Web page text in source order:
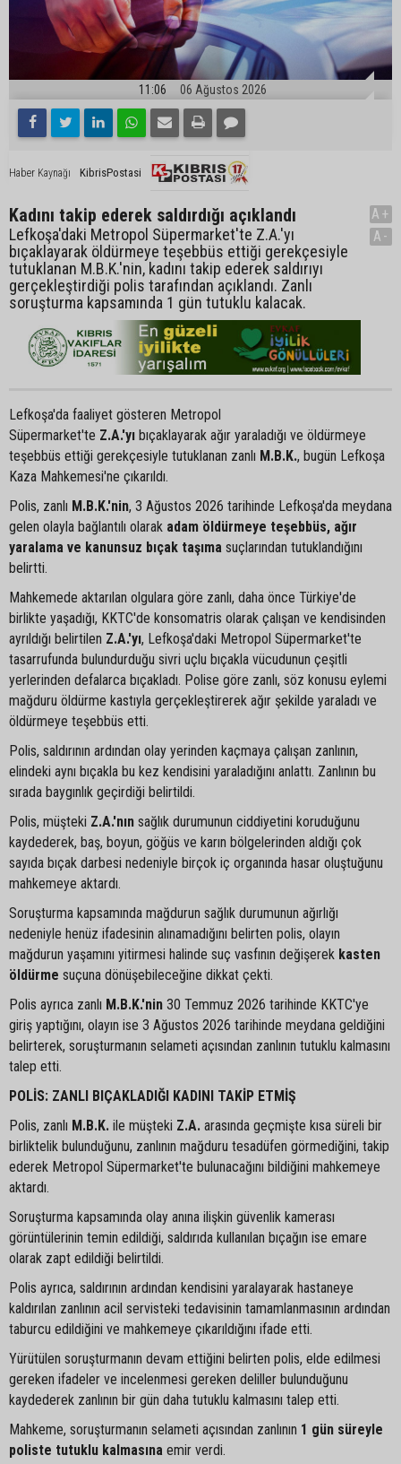
11:06 06 Ağustos 2026
Haber Kaynağı KibrisPostasi
Kadını takip ederek saldırdığı açıklandı
Lefkoşa'daki Metropol Süpermarket'te Z.A.'yı
bıçaklayarak öldürmeye teşebbüs ettiği gerekçesiyle
tutuklanan M.B.K.'nin, kadını takip ederek saldırıyı
gerçekleştirdiği polis tarafından açıklandı. Zanlı
soruşturma kapsamında 1 gün tutuklu kalacak.
A+
A-
Lefkoşa'da faaliyet gösteren Metropol
Süpermarket'te Z.A.'yı bıçaklayarak ağır yaraladığı ve öldürmeye
teşebbüs ettiği gerekçesiyle tutuklanan zanlı M.B.K., bugün Lefkoşa
Kaza Mahkemesi'ne çıkarıldı.
Polis, zanlı M.B.K.'nin, 3 Ağustos 2026 tarihinde Lefkoşa'da meydana
gelen olayla bağlantılı olarak adam öldürmeye teşebbüs, ağır
yaralama ve kanunsuz bıçak taşıma suçlarından tutuklandığını
belirtti.
Mahkemede aktarılan olgulara göre zanlı, daha önce Türkiye'de
birlikte yaşadığı, KKTC'de konsomatris olarak çalışan ve kendisinden
ayrıldığı belirtilen Z.A.'yı, Lefkoşa'daki Metropol Süpermarket'te
tasarrufunda bulundurduğu sivri uçlu bıçakla vücudunun çeşitli
yerlerinden defalarca bıçakladı. Polise göre zanlı, söz konusu eylemi
mağduru öldürme kastıyla gerçekleştirerek ağır şekilde yaraladı ve
öldürmeye teşebbüs etti.
Polis, saldırının ardından olay yerinden kaçmaya çalışan zanlının,
elindeki aynı bıçakla bu kez kendisini yaraladığını anlattı. Zanlının bu
sırada baygınlık geçirdiği belirtildi.
Polis, müşteki Z.A.'nın sağlık durumunun ciddiyetini koruduğunu
kaydederek, baş, boyun, göğüs ve karın bölgelerinden aldığı çok
sayıda bıçak darbesi nedeniyle birçok iç organında hasar oluştuğunu
mahkemeye aktardı.
Soruşturma kapsamında mağdurun sağlık durumunun ağırlığı
nedeniyle henüz ifadesinin alınamadığını belirten polis, olayın
mağdurun yaşamını yitirmesi halinde suç vasfının değişerek kasten
öldürme suçuna dönüşebileceğine dikkat çekti.
Polis ayrıca zanlı M.B.K.'nin 30 Temmuz 2026 tarihinde KKTC'ye
giriş yaptığını, olayın ise 3 Ağustos 2026 tarihinde meydana geldiğini
belirterek, soruşturmanın selameti açısından zanlının tutuklu kalmasını
talep etti.
POLİS: ZANLI BIÇAKLADIĞI KADINI TAKİP ETMİŞ
Polis, zanlı M.B.K. ile müşteki Z.A. arasında geçmişte kısa süreli bir
birliktelik bulunduğunu, zanlının mağduru tesadüfen görmediğini, takip
ederek Metropol Süpermarket'te bulunacağını bildiğini mahkemeye
aktardı.
Soruşturma kapsamında olay anına ilişkin güvenlik kamerası
görüntülerinin temin edildiği, saldırıda kullanılan bıçağın ise emare
olarak zapt edildiği belirtildi.
Polis ayrıca, saldırının ardından kendisini yaralayarak hastaneye
kaldırılan zanlının acil servisteki tedavisinin tamamlanmasının ardından
taburcu edildiğini ve mahkemeye çıkarıldığını ifade etti.
Yürütülen soruşturmanın devam ettiğini belirten polis, elde edilmesi
gereken ifadeler ve incelenmesi gereken deliller bulunduğunu
kaydederek zanlının bir gün daha tutuklu kalmasını talep etti.
Mahkeme, soruşturmanın selameti açısından zanlının 1 gün süreyle
poliste tutuklu kalmasına emir verdi.